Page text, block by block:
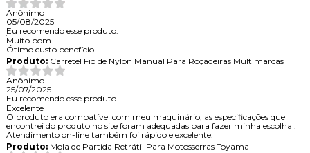
Anônimo
05/08/2025
Eu recomendo esse produto.
Muito bom
Ótimo custo benefício
Produto:Carretel Fio de Nylon Manual Para Roçadeiras Multimarcas
Anônimo
25/07/2025
Eu recomendo esse produto.
Excelente
O produto era compatível com meu maquinário, as especificações que
encontrei do produto no site foram adequadas para fazer minha escolha .
Atendimento on-line também foi rápido e excelente.
Produto:Mola de Partida Retrátil Para Motosserras Toyama